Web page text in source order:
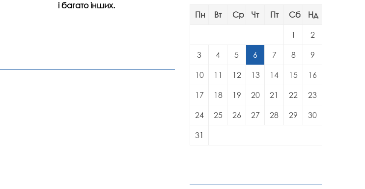
і багато інших.
Пн Вт Ср Чт Пт Сб Нд
1 2
3 4 5 6 7 8 9
10 11 12 13 14 15 16
17 18 19 20 21 22 23
24 25 26 27 28 29 30
31